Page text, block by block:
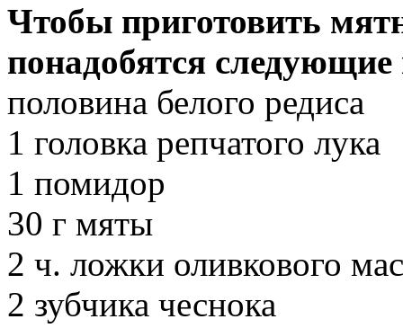
Чтобы приготовить
понадобятся
половина белого редиса
1 головка репчатого лука
1 помидор
30 г мяты
2 ч. ложки оливкового
2 зубчика чеснока